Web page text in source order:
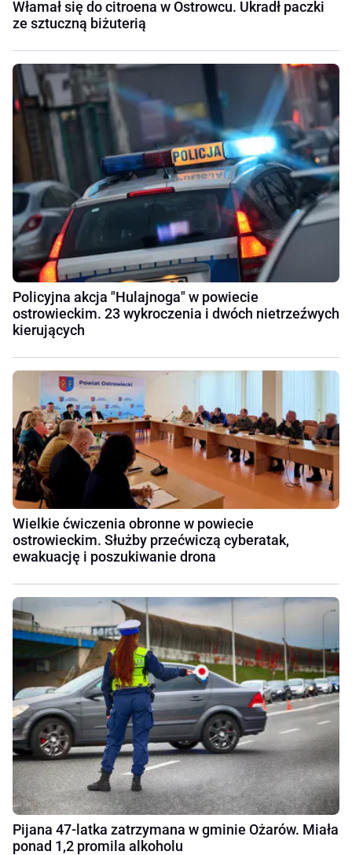
Włamał się do citroena w Ostrowcu. Ukradł paczki
ze sztuczną biżuterią
Policyjna akcja "Hulajnoga" w powiecie
ostrowieckim. 23 wykroczenia i dwóch nietrzeźwych
kierujących
Wielkie ćwiczenia obronne w powiecie
ostrowieckim. Służby przećwiczą cyberatak,
ewakuację i poszukiwanie drona
Pijana 47-latka zatrzymana w gminie Ożarów. Miała
ponad 1,2 promila alkoholu